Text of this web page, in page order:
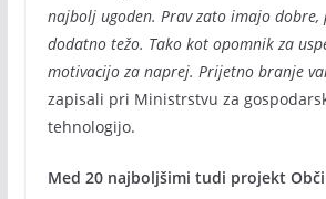
najbolj ugoden. Prav zato imajo dobre,
dodatno težo. Tako kot opomnik za
motivacijo za naprej. Prijetno branje
zapisali pri Ministrstvu za
tehnologijo.
Med 20 najboljšimi tudi projekt